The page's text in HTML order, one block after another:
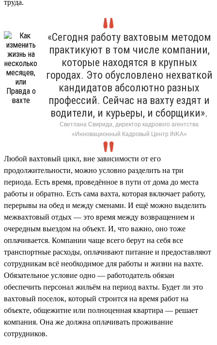
труда.
«Сегодня работу вахтовым методом
практикуют в том числе компании,
которые находятся в крупных
городах. Это обусловлено нехваткой
кандидатов абсолютно разных
профессий. Сейчас на вахту ездят и
водители, и курьеры, и сборщики».
Светлана Свирида, директор кадрового агентства
«Инновационный Кадровый Центр INKA»
Любой вахтовый цикл, вне зависимости от его
продолжительности, можно условно разделить на три
периода. Есть время, проведённое в пути от дома до места
работы и обратно. Есть сама вахта, которая включает работу,
перерывы на обед и между сменами. И ещё можно выделить
межвахтовый отдых — это время между возвращением и
очередным выездом на объект. И, что важно, оно тоже
оплачивается. Компании чаще всего берут на себя все
транспортные расходы, оплачивают питание и предоставляют
сотрудникам всё необходимое для работы и жизни на вахте.
Обязательное условие одно — работодатель обязан
обеспечить персонал жильём на период вахты. Будет ли это
вахтовый поселок, который строится на время работ на
объекте, общежитие или полноценная квартира — решает
компания. Она же должна оплачивать проживание
сотрудников.